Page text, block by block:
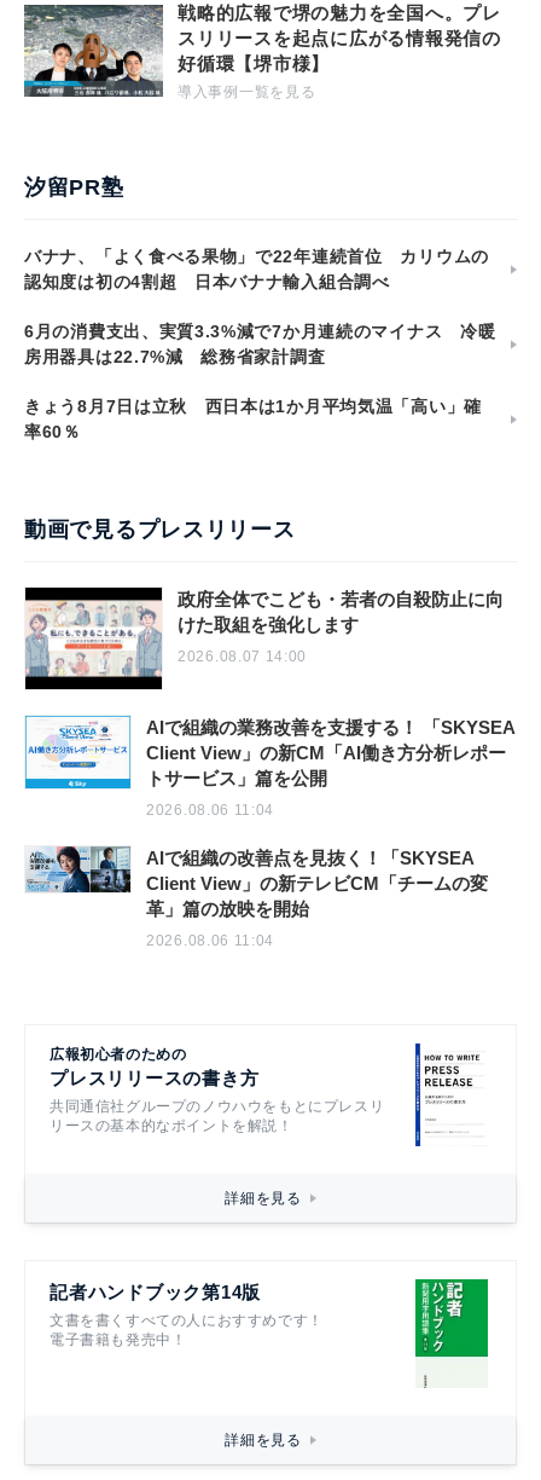
戦略的広報で堺の魅力を全国へ。プレ
スリリースを起点に広がる情報発信の
好循環【堺市様】
導入事例一覧を見る
汐留PR塾
バナナ、「よく食べる果物」で22年連続首位 カリウムの
認知度は初の4割超 日本バナナ輸入組合調べ
6月の消費支出、実質3.3%減で7か月連続のマイナス 冷暖
房用器具は22.7%減 総務省家計調査
きょう8月7日は立秋 西日本は1か月平均気温「高い」確
率60％
動画で見るプレスリリース
政府全体でこども・若者の自殺防止に向
けた取組を強化します
2026.08.07 14:00
AIで組織の業務改善を支援する！ 「SKYSEA
Client View」の新CM「AI働き方分析レポー
トサービス」篇を公開
2026.08.06 11:04
AIで組織の改善点を見抜く！「SKYSEA
Client View」の新テレビCM「チームの変
革」篇の放映を開始
2026.08.06 11:04
広報初心者のための
プレスリリースの書き方
共同通信社グループのノウハウをもとにプレスリ
リースの基本的なポイントを解説！
詳細を見る
記者ハンドブック第14版
文書を書くすべての人におすすめです！
電子書籍も発売中！
詳細を見る